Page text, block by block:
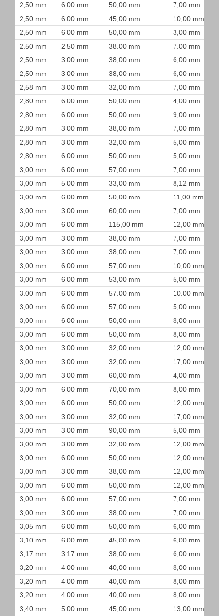
2,50 mm
6,00 mm 50,00 mm
7,00 mm
2,50 mm
6,00 mm 45,00 mm
10,00 mm
2,50 mm
6,00 mm 50,00 mm
3,00 mm
2,50 mm
2,50 mm 38,00 mm
7,00 mm
2,50 mm
3,00 mm 38,00 mm
6,00 mm
2,50 mm
3,00 mm 38,00 mm
6,00 mm
2,58 mm
3,00 mm 32,00 mm
7,00 mm
2,80 mm
6,00 mm 50,00 mm
4,00 mm
2,80 mm
6,00 mm 50,00 mm
9,00 mm
2,80 mm
3,00 mm 38,00 mm
7,00 mm
2,80 mm
3,00 mm 32,00 mm
5,00 mm
2,80 mm
6,00 mm 50,00 mm
5,00 mm
3,00 mm
6,00 mm 57,00 mm
7,00 mm
3,00 mm
5,00 mm 33,00 mm
8,12 mm
3,00 mm
6,00 mm 50,00 mm
11,00 mm
3,00 mm
3,00 mm 60,00 mm
7,00 mm
3,00 mm
6,00 mm 115,00 mm
12,00 mm
3,00 mm
3,00 mm 38,00 mm
7,00 mm
3,00 mm
3,00 mm 38,00 mm
7,00 mm
3,00 mm
6,00 mm 57,00 mm
10,00 mm
3,00 mm
6,00 mm 53,00 mm
5,00 mm
3,00 mm
6,00 mm 57,00 mm
10,00 mm
3,00 mm
6,00 mm 57,00 mm
5,00 mm
3,00 mm
6,00 mm 50,00 mm
8,00 mm
3,00 mm
6,00 mm 50,00 mm
8,00 mm
3,00 mm
3,00 mm 32,00 mm
12,00 mm
3,00 mm
3,00 mm 32,00 mm
17,00 mm
3,00 mm
3,00 mm 60,00 mm
4,00 mm
3,00 mm
6,00 mm 70,00 mm
8,00 mm
3,00 mm
6,00 mm 50,00 mm
12,00 mm
3,00 mm
3,00 mm 32,00 mm
17,00 mm
3,00 mm
3,00 mm 90,00 mm
5,00 mm
3,00 mm
3,00 mm 32,00 mm
12,00 mm
3,00 mm
6,00 mm 50,00 mm
12,00 mm
3,00 mm
3,00 mm 38,00 mm
12,00 mm
3,00 mm
6,00 mm 50,00 mm
12,00 mm
3,00 mm
6,00 mm 57,00 mm
7,00 mm
3,00 mm
3,00 mm 38,00 mm
7,00 mm
3,05 mm
6,00 mm 50,00 mm
6,00 mm
3,10 mm
6,00 mm 45,00 mm
6,00 mm
3,17 mm
3,17 mm 38,00 mm
6,00 mm
3,20 mm
4,00 mm 40,00 mm
8,00 mm
3,20 mm
4,00 mm 40,00 mm
8,00 mm
3,20 mm
4,00 mm 40,00 mm
8,00 mm
3,40 mm
5,00 mm 45,00 mm 13,00 mm